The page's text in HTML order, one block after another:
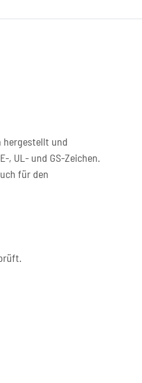
hergestellt und
, UL- und GS-Zeichen.
für den